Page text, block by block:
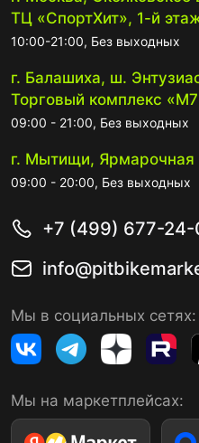
ТЦ «СпортХит», 1-й
10:00-21:00, Без выходных
г. Балашиха, ш.
Торговый комплекс
09:00 - 21:00, Без выходных
г. Мытищи, Ярмарочная
09:00 - 20:00, Без выходных
+7 (499) 677-24-
Мы в социальных сетях:
Мы на маркетплейсах: